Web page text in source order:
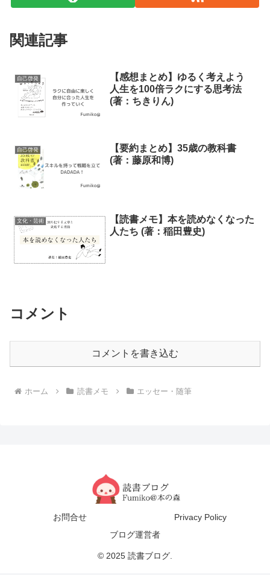
関連記事
自己啓発
【感想まとめ】ゆるく考えよう
人生を100倍ラクにする思考法
(著：ちきりん)
自己啓発
【要約まとめ】35歳の教科書
(著：藤原和博)
文化・芸術
【読書メモ】本を読めなくなった
人たち (著：稲田豊史)
コメント
コメントを書き込む
ホーム 読書メモ エッセー・随筆
お問合せ
Privacy Policy
ブログ運営者
© 2025 読書ブログ.